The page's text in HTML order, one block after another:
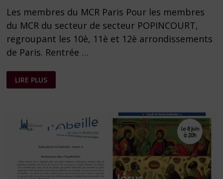
Les membres du MCR Paris Pour les membres
du MCR du secteur de secteur POPINCOURT,
regroupant les 10è, 11è et 12è arrondissements
de Paris. Rentrée …
MCR
PARIS
–
RETRAITÉS
LIRE PLUS